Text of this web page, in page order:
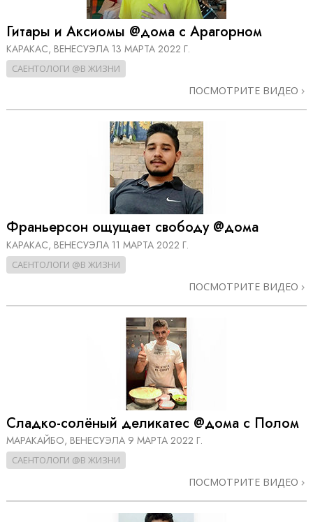
Гитары и Аксиомы @дома с Арагорном
КАРАКАС, ВЕНЕСУЭЛА 13 МАРТА 2022 Г.
САЕНТОЛОГИ @В ЖИЗНИ
ПОСМОТРИТЕ ВИДЕО
Франьерсон ощущает свободу @дома
КАРАКАС, ВЕНЕСУЭЛА 11 МАРТА 2022 Г.
САЕНТОЛОГИ @В ЖИЗНИ
ПОСМОТРИТЕ ВИДЕО
Сладко-солёный деликатес @дома с Полом
МАРАКАЙБО, ВЕНЕСУЭЛА 9 МАРТА 2022 Г.
САЕНТОЛОГИ @В ЖИЗНИ
ПОСМОТРИТЕ ВИДЕО